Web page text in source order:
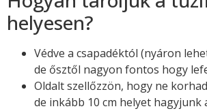
helyesen?
Védve a csapadéktól (nyáron
de ősztől nagyon fontos hogy
Oldalt szellőzzön, hogy ne
de inkább 10 cm helyet hagyjunk